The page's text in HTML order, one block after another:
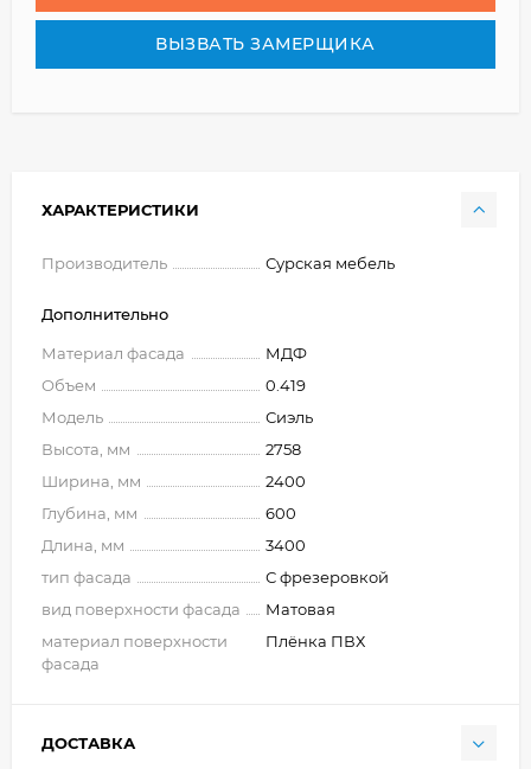
ВЫЗВАТЬ ЗАМЕРЩИКА
ХАРАКТЕРИСТИКИ
Производитель Сурская мебель
Дополнительно
Материал фасада
МДФ
Объем
0.419
Модель
Сиэль
Высота, мм
2758
Ширина, мм
2400
Глубина, мм
600
Длина, мм
3400
тип фасада
С фрезеровкой
вид поверхности фасада
Матовая
материал поверхности
фасада
Плёнка ПВХ
ДОСТАВКА